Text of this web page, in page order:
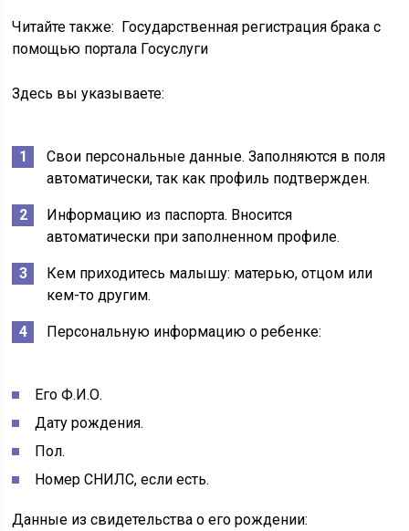
Читайте также: Государственная регистрация брака с
помощью портала Госуслуги
Здесь вы указываете:
Свои персональные данные. Заполняются в поля
автоматически, так как профиль подтвержден.
Информацию из паспорта. Вносится
автоматически при заполненном профиле.
Кем приходитесь малышу: матерью, отцом или
кем-то другим.
Персональную информацию о ребенке:
Его Ф.И.О.
Дату рождения.
Пол.
Номер СНИЛС, если есть.
Данные из свидетельства о его рождении: